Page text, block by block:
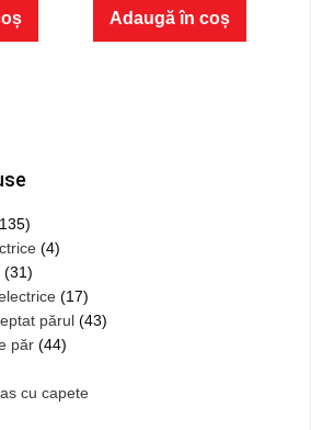
99.00 lei.
5
Adaugă în coș
(4)
(31)
(17)
părul (43)
păr (44)
cu capete